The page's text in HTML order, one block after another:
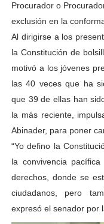
Procurador o
exclusión en la
Al dirigirse a los
la Constitución de
motivó a los jóvenes
las 40 veces que ha
que 39 de ellas han
la más reciente,
Abinader, para poner
“Yo defino la
la convivencia
derechos, donde se
ciudadanos, pero
expresó el senador por